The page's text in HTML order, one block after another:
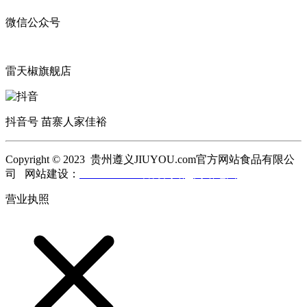
微信公众号
雷天椒旗舰店
抖音号 苗寨人家佳裕
Copyright © 2023 贵州遵义JIUYOU.com官方网站食品有限公
司 网站建设：
营业执照